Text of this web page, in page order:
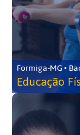
Formiga-MG •
Educação